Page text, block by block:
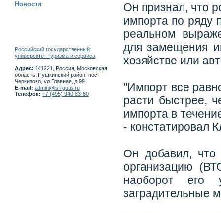
Он признал, что
импорта по ряду
реальном
для замещения
хозяйстве или
"Импорт все
расти быстрее,
импорта в
- констатировал
Он добавил, что
организацию
наоборот его
заградительные
Новости
Российский государственный
университет туризма и сервиса
Адрес: 141221, Россия, Московская
область, Пушкинский район, пос.
Черкизово, ул.Главная, д.99.
E-mail: admin@is-rgutis.ru
Телефон: +7 (495) 940-83-60